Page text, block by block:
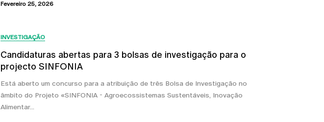
Fevereiro 25, 2026
INVESTIGAÇÃO
Candidaturas abertas para 3 bolsas de investigação para o
projecto SINFONIA
Está aberto um concurso para a atribuição de três Bolsa de Investigação no
âmbito do Projeto «SINFONIA - Agroecossistemas Sustentáveis, Inovação
Alimentar...